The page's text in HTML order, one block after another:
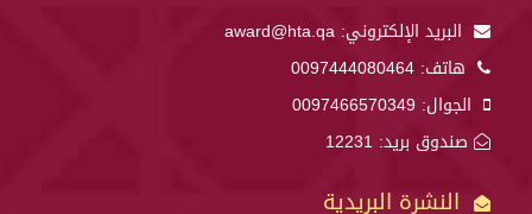
البريد الإلكتروني: award@hta.qa
هاتف: 0097444080464
الجوال: 0097466570349
صندوق بريد: 12231
النشرة البريدية